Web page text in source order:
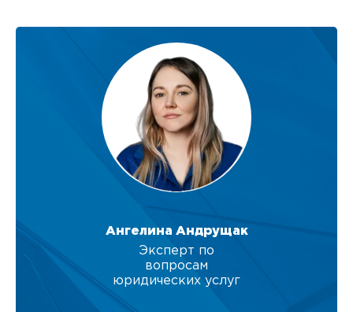
Ангелина Андрущак
Эксперт по
вопросам
юридических услуг